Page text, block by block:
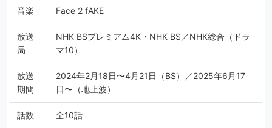
音楽 Face 2 fAKE
放送
局
NHK BSプレミアム4K・NHK BS／NHK総合（ドラ
マ10）
放送
期間
2024年2月18日〜4月21日（BS）／2025年6月17
日〜（地上波）
話数 全10話